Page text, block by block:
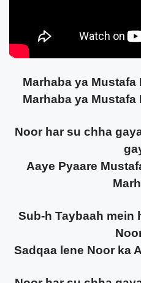
Marhaba ya Mustafa
Marhaba ya Mustafa
Noor har su chha
Aaye Pyaare
Sub-h Taybaah mein
Sadqaa lene Noor ka